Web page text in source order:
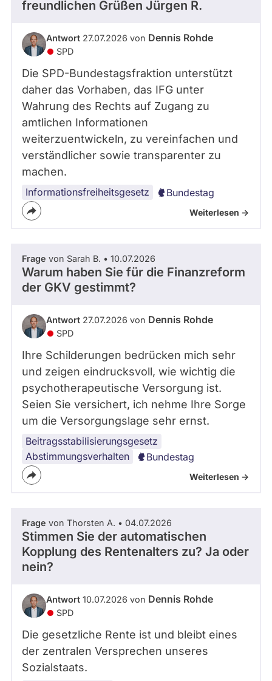
freundlichen Grüßen Jürgen R.
Antwort 27.07.2026 von Dennis Rohde
SPD
Die SPD-Bundestagsfraktion unterstützt
daher das Vorhaben, das IFG unter
Wahrung des Rechts auf Zugang zu
amtlichen Informationen
weiterzuentwickeln, zu vereinfachen und
verständlicher sowie transparenter zu
machen.
Informationsfreiheitsgesetz Bundestag
Weiterlesen ->
Frage von Sarah B. • 10.07.2026
Warum haben Sie für die Finanzreform
der GKV gestimmt?
Antwort 27.07.2026 von Dennis Rohde
SPD
Ihre Schilderungen bedrücken mich sehr
und zeigen eindrucksvoll, wie wichtig die
psychotherapeutische Versorgung ist.
Seien Sie versichert, ich nehme Ihre Sorge
um die Versorgungslage sehr ernst.
Beitragsstabilisierungsgesetz
Abstimmungsverhalten
Bundestag
Weiterlesen ->
Frage von Thorsten A. • 04.07.2026
Stimmen Sie der automatischen
Kopplung des Rentenalters zu? Ja oder
nein?
Antwort 10.07.2026 von Dennis Rohde
SPD
Die gesetzliche Rente ist und bleibt eines
der zentralen Versprechen unseres
Sozialstaats.